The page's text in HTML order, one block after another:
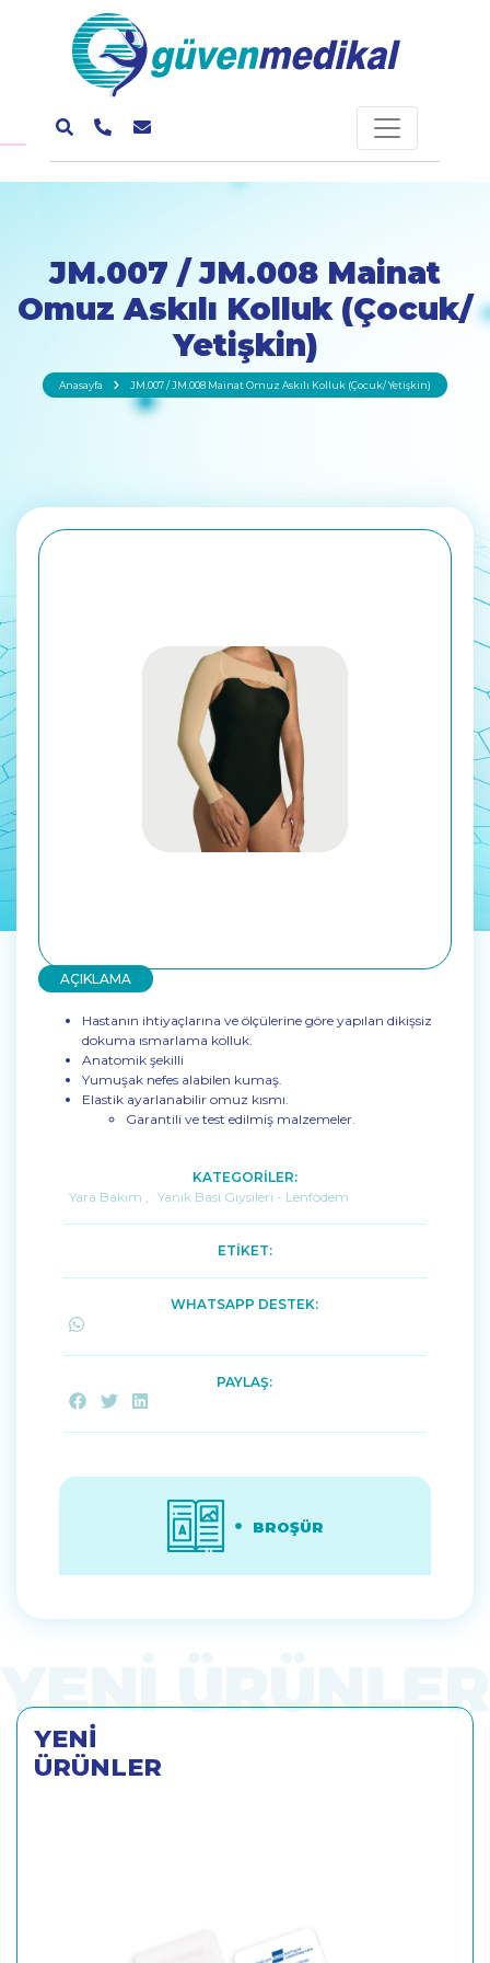
JM.007 / JM.008 Mainat
Omuz Askılı Kolluk (Çocuk/
Yetişkin)
Anasayfa JM.007 / JM.008 Mainat Omuz Askılı Kolluk (Çocuk/ Yetişkin)
AÇIKLAMA
Hastanın ihtiyaçlarına ve ölçülerine göre yapılan dikişsiz
dokuma ısmarlama kolluk.
Anatomik şekilli
Yumuşak nefes alabilen kumaş.
Elastik ayarlanabilir omuz kısmı.
Garantili ve test edilmiş malzemeler.
KATEGORİLER:
Yara Bakım
Yanık Basi Giysileri - Lenfödem
ETİKET:
WHATSAPP DESTEK:
PAYLAŞ:
BROŞÜR
YENİ
ÜRÜNLER